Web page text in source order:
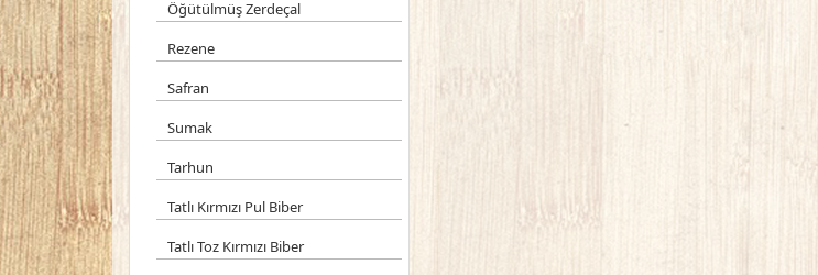
Öğütülmüş Zerdeçal
Rezene
Safran
Sumak
Tarhun
Tatlı Kırmızı Pul Biber
Tatlı Toz Kırmızı Biber